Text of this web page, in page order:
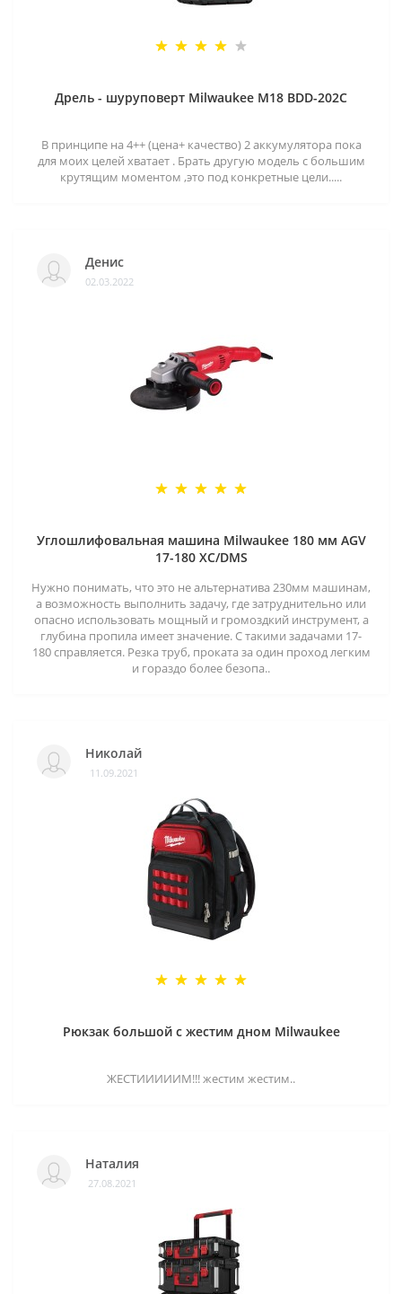
Дрель - шуруповерт Milwaukee M18 BDD-202C
В принципе на 4++ (цена+ качество) 2 аккумулятора пока
для моих целей хватает . Брать другую модель с большим
крутящим моментом ,это под конкретные цели.....
Денис
02.03.2022
Углошлифовальная машина Milwaukee 180 мм AGV
17-180 XC/DMS
Нужно понимать, что это не альтернатива 230мм машинам,
а возможность выполнить задачу, где затруднительно или
опасно использовать мощный и громоздкий инструмент, а
глубина пропила имеет значение. С такими задачами 17-
180 справляется. Резка труб, проката за один проход легким
и гораздо более безопа..
Николай
11.09.2021
Рюкзак большой с жестим дном Milwaukee
ЖЕСТИИИИИМ!!! жестим жестим..
Наталия
27.08.2021